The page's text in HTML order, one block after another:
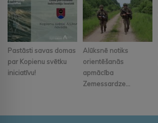
Pastāsti savas domas
par Kopienu svētku
iniciatīvu!
Alūksnē notiks
orientēšanās
apmācība
Zemessardze...